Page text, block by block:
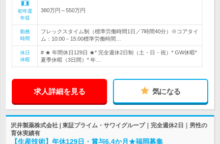
初年度
年収
380万円～550万円
勤務
時間
フレックスタイム制（標準労働時間1日／7時間40分）※コアタイ
ム：10:00－15:00標準労働時間…
休日
休暇
# ★ 年間休日129日 ★* 完全週休2日制（土・日・祝）* GW休暇*
夏季休暇（3日間）* 年…
求人詳細を見る 気になる
沢井製薬株式会社 | 東証プライム・サワイグループ｜完全週休2日｜男性の
育休実績有
【生産技術】年休129日・賞与6.4か月★福岡募集